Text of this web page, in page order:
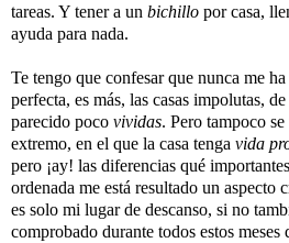
tareas. Y tener a un bichillo por casa,
ayuda para nada.
Te tengo que confesar que nunca me
perfecta, es más, las casas impolutas, de
parecido poco vividas. Pero tampoco
extremo, en el que la casa tenga vida
pero ¡ay! las diferencias qué
ordenada me está resultado un aspecto
es solo mi lugar de descanso, si no
comprobado durante todos estos